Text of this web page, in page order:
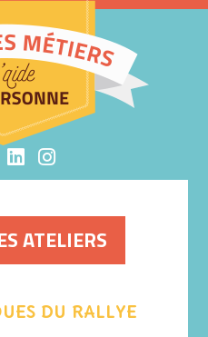
ATELIERS
DU RALLYE